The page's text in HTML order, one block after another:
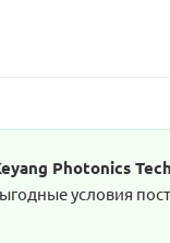
Photonics
условия